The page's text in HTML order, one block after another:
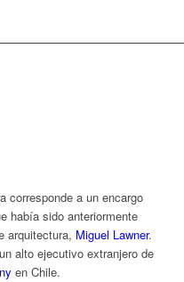
corresponde a un encargo
había sido anteriormente
arquitectura, Miguel Lawner.
alto ejecutivo extranjero de
en Chile.